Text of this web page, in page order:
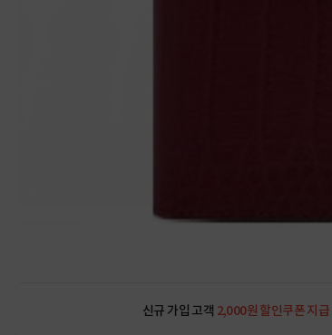
신규 가입 고객 2,000원 할인쿠폰 지급